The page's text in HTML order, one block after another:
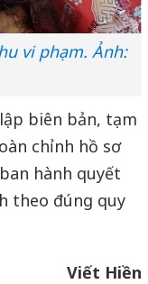
vi phạm. Ảnh:
biên bản, tạm
chỉnh hồ sơ
hành quyết
theo đúng quy
Viết Hiền